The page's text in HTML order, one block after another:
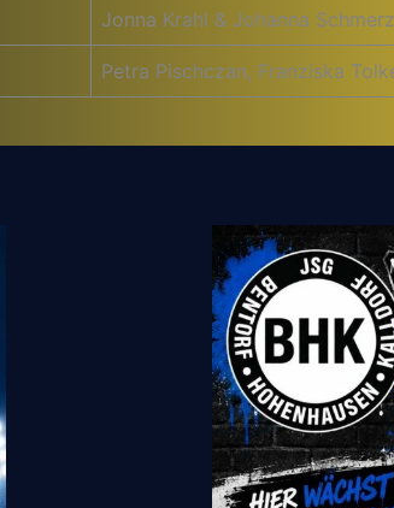
Jonna Krahl & Johanna Schmerz
Petra Pischczan, Franziska